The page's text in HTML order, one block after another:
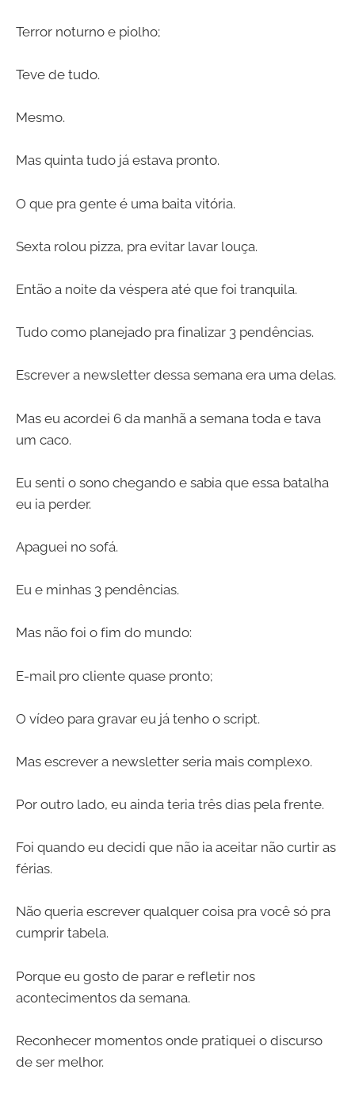
Terror noturno e piolho;
Teve de tudo.
Mesmo.
Mas quinta tudo já estava pronto.
O que pra gente é uma baita vitória.
Sexta rolou pizza, pra evitar lavar louça.
Então a noite da véspera até que foi tranquila.
Tudo como planejado pra finalizar 3 pendências.
Escrever a newsletter dessa semana era uma delas.
Mas eu acordei 6 da manhã a semana toda e tava
um caco.
Eu senti o sono chegando e sabia que essa batalha
eu ia perder.
Apaguei no sofá.
Eu e minhas 3 pendências.
Mas não foi o fim do mundo:
E-mail pro cliente quase pronto;
O vídeo para gravar eu já tenho o script.
Mas escrever a newsletter seria mais complexo.
Por outro lado, eu ainda teria três dias pela frente.
Foi quando eu decidi que não ia aceitar não curtir as
férias.
Não queria escrever qualquer coisa pra você só pra
cumprir tabela.
Porque eu gosto de parar e refletir nos
acontecimentos da semana.
Reconhecer momentos onde pratiquei o discurso
de ser melhor.